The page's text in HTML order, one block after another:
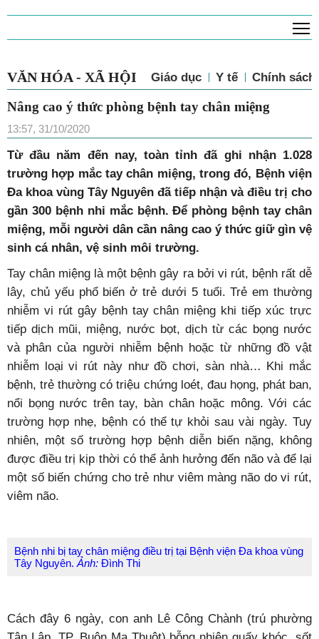
VĂN HÓA - XÃ HỘI Giáo dục Y tế Chính sách
Nâng cao ý thức phòng bệnh tay chân miệng
13:57, 31/10/2020
Từ đầu năm đến nay, toàn tỉnh đã ghi nhận 1.028
trường hợp mắc tay chân miệng, trong đó, Bệnh viện
Đa khoa vùng Tây Nguyên đã tiếp nhận và điều trị cho
gần 300 bệnh nhi mắc bệnh. Để phòng bệnh tay chân
miệng, mỗi người dân cần nâng cao ý thức giữ gìn vệ
sinh cá nhân, vệ sinh môi trường.
Tay chân miệng là một bệnh gây ra bởi vi rút, bệnh rất dễ
lây, chủ yếu phổ biến ở trẻ dưới 5 tuổi. Trẻ em thường
nhiễm vi rút gây bệnh tay chân miệng khi tiếp xúc trực
tiếp dịch mũi, miệng, nước bọt, dịch từ các bọng nước
và phân của người nhiễm bệnh hoặc từ những đồ vật
nhiễm loại vi rút này như đồ chơi, sàn nhà… Khi mắc
bệnh, trẻ thường có triệu chứng loét, đau họng, phát ban,
nổi bọng nước trên tay, bàn chân hoặc mông. Với các
trường hợp nhẹ, bệnh có thể tự khỏi sau vài ngày. Tuy
nhiên, một số trường hợp bệnh diễn biến nặng, không
được điều trị kịp thời có thể ảnh hưởng đến não và để lại
một số biến chứng cho trẻ như viêm màng não do vi rút,
viêm não.
Bệnh nhi bị tay chân miệng điều trị tại Bệnh viện Đa khoa vùng
Tây Nguyên. Ảnh: Đình Thi
Cách đây 6 ngày, con anh Lê Công Chành (trú phường